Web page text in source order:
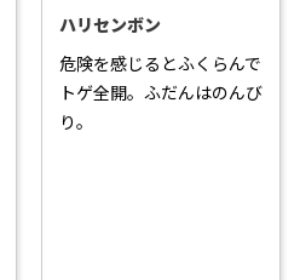
ハリセンボン
危険を感じるとふくらんで
トゲ全開。ふだんはのんび
り。